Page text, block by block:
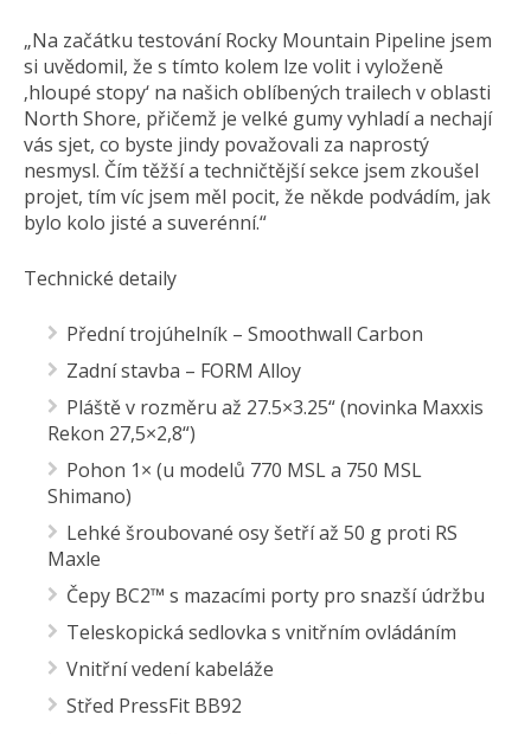
„Na začátku testování Rocky Mountain Pipeline jsem
si uvědomil, že s tímto kolem lze volit i vyloženě
‚hloupé stopy‘ na našich oblíbených trailech v oblasti
North Shore, přičemž je velké gumy vyhladí a nechají
vás sjet, co byste jindy považovali za naprostý
nesmysl. Čím těžší a techničtější sekce jsem zkoušel
projet, tím víc jsem měl pocit, že někde podvádím, jak
bylo kolo jisté a suverénní.“
Technické detaily
Přední trojúhelník – Smoothwall Carbon
Zadní stavba – FORM Alloy
Pláště v rozměru až 27.5×3.25“ (novinka Maxxis
Rekon 27,5×2,8“)
Pohon 1× (u modelů 770 MSL a 750 MSL
Shimano)
Lehké šroubované osy šetří až 50 g proti RS
Maxle
Čepy BC2™ s mazacími porty pro snazší údržbu
Teleskopická sedlovka s vnitřním ovládáním
Vnitřní vedení kabeláže
Střed PressFit BB92